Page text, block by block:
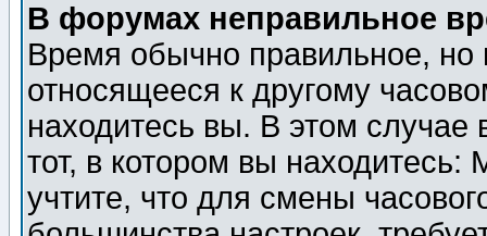
В форумах неправильное
Время обычно правильное,
относящееся к другому
находитесь вы. В этом
тот, в котором вы
учтите, что для смены